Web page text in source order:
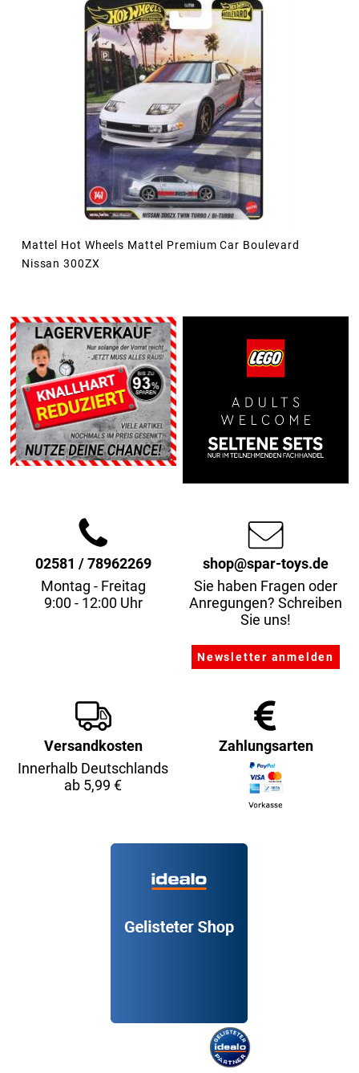
Mattel Hot Wheels Mattel Premium Car Boulevard
Nissan 300ZX
02581 / 78962269
Montag - Freitag
9:00 - 12:00 Uhr
shop@spar-toys.de
Sie haben Fragen oder
Anregungen? Schreiben
Sie uns!
Versandkosten
Innerhalb Deutschlands
ab 5,99 €
Zahlungsarten